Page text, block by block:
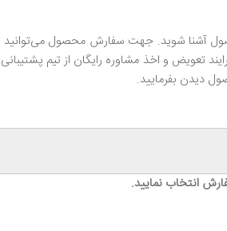
آشنا شوید. جهت سفارش محصول می‌توانید
تعویض و اخذ مشاوره رایگان از تیم
دیدن بفرمایید.
انتخاب نمایید.